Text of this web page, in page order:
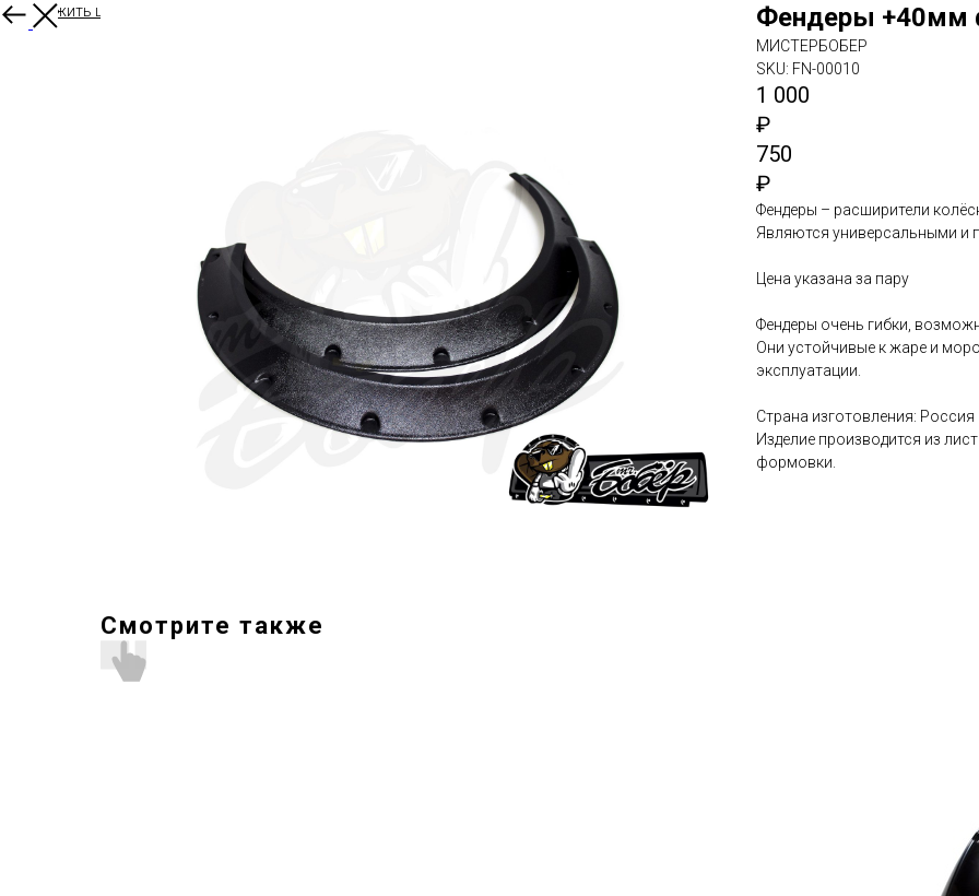
Продолжить шопинг Фендеры +40мм
МИСТЕРБОБЕР
SKU: FN-00010
1 000
₽
750
₽
Фендеры – расширители
Являются универсальными и
Цена указана за пару
Фендеры очень гибки,
Они устойчивые к жаре и
эксплуатации.
Страна изготовления: Россия
Изделие производится из
формовки.
Смотрите также